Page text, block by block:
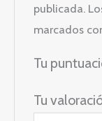
publicada.
marcados
Tu
Tu